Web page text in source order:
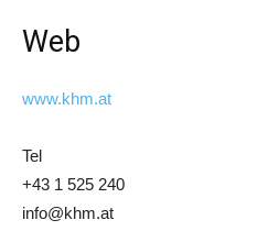
Web
www.khm.at
Tel
+43 1 525 240
info@khm.at